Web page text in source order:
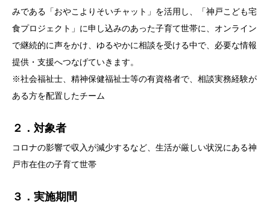
みである「おやこよりそいチャット」を活用し、「神戸こども宅
食プロジェクト」に申し込みのあった子育て世帯に、オンライン
で継続的に声をかけ、ゆるやかに相談を受ける中で、必要な情報
提供・支援へつなげていきます。
※社会福祉士、精神保健福祉士等の有資格者で、相談実務経験が
ある方を配置したチーム
２．対象者
コロナの影響で収入が減少するなど、生活が厳しい状況にある神
戸市在住の子育て世帯
３．実施期間